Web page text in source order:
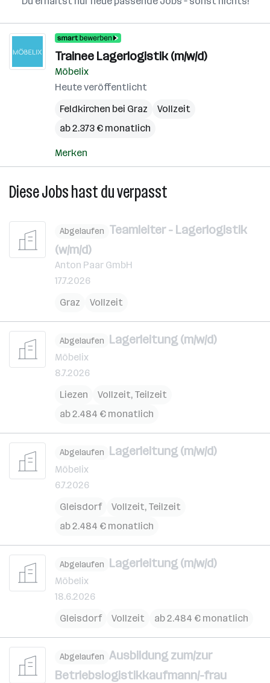
Trainee Lagerlogistik (m/w/d)
Möbelix
Heute veröffentlicht
Feldkirchen bei Graz
Vollzeit
ab 2.373 € monatlich
Merken
Diese Jobs hast du verpasst
Abgelaufen Teamleiter - Lagerlogistik
(w/m/d)
Anton Paar GmbH
17.7.2026
Graz
Vollzeit
Abgelaufen Lagerleitung (m/w/d)
Möbelix
8.7.2026
Liezen
Vollzeit, Teilzeit
ab 2.484 € monatlich
Abgelaufen Lagerleitung (m/w/d)
Möbelix
6.7.2026
Gleisdorf
Vollzeit, Teilzeit
ab 2.484 € monatlich
Abgelaufen Lagerleitung (m/w/d)
Möbelix
18.6.2026
Gleisdorf
Vollzeit ab 2.484 € monatlich
Abgelaufen Ausbildung zum/zur
Betriebslogistikkaufmann/-frau